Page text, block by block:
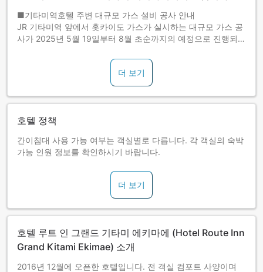
■기타미역호텔 주변 대규모 가스 설비 공사 안내
JR 기타미역 앞에서 홋카이도 가스가 실시하는 대규모 가스 공
사가 2025년 5월 19일부터 8월 초순까지의 예정으로 진행되고
공사 시간(주간) 8:00~18:00
공사 시간(야간) 20:00~6:00
※날씨 및 공사 상황에 따라 공사 기간이 연장될 수 있습니다.
※공사 기간 중에는 공사 소음이 발생합니다.
더 보기
호텔 정책
간이침대 사용 가능 여부는 객실별로 다릅니다. 각 객실의 숙박
가능 인원 정보를 확인하시기 바랍니다.
더 보기
호텔 루트 인 그랜드 기타미 에키마에 (Hotel Route Inn
Grand Kitami Ekimae) 소개
2016년 12월에 오픈한 호텔입니다. 전 객실 컴포트 사양이며